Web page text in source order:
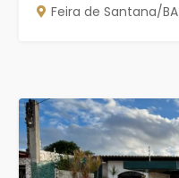
Feira de Santana/BA